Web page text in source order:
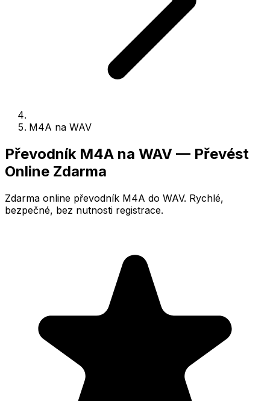
M4A na WAV
Převodník M4A na WAV — Převést
Online Zdarma
Zdarma online převodník M4A do WAV. Rychlé,
bezpečné, bez nutnosti registrace.